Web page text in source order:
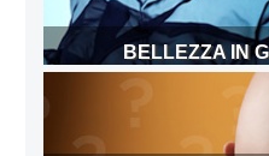
BELLEZZA IN